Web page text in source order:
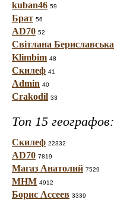
kuban46 59
Брат 56
AD70 52
Світлана Бериславська
Klimbim 48
Скилеф 41
Admin 40
Crakodil 33
Топ 15 географов:
Скилеф 22332
AD70 7819
Магаз Анатолий 7529
МНМ 4912
Борис Ассеев 3339